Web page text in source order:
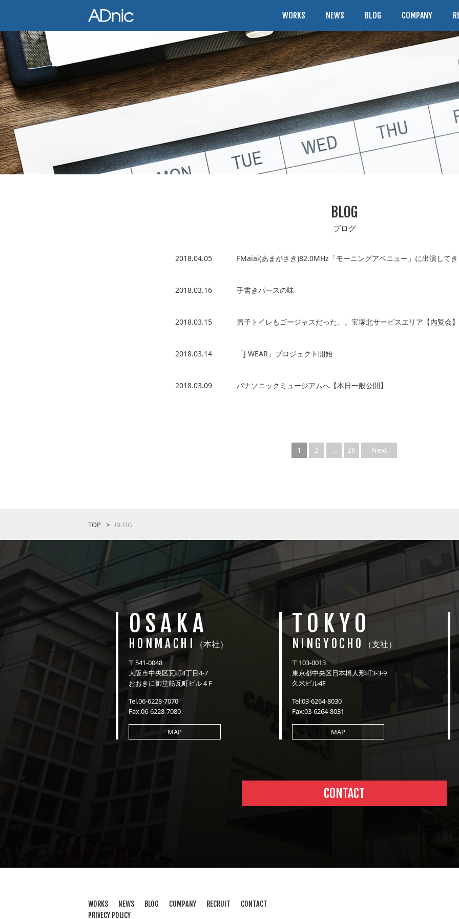
WORKS NEWS BLOG COMPANY
BLOG
ブログ
2018.04.05 FMaiai(あまがさき)82.0MHz「モーニングアベニュー」に出演して
2018.03.16 手書きパースの味
2018.03.15 男子トイレもゴージャスだった、。宝塚北サービスエリア【内覧会】
2018.03.14 「J WEAR」プロジェクト開始
2018.03.09 パナソニックミュージアムへ【本日一般公開】
1 2 … 26 Next
TOP BLOG
OSAKA
HONMACHI （本社）
〒541-0048
大阪市中央区瓦町4丁目4-7
おおきに御堂筋瓦町ビル４F
Tel.06-6228-7070
Fax.06-6228-7080
MAP
TOKYO
NINGYOCHO （支社）
〒103-0013
東京都中央区日本橋人形町3-3-9
久米ビル4F
Tel:03-6264-8030
Fax:03-6264-8031
MAP
CONTACT
WORKS NEWS BLOG COMPANY RECRUIT
CONTACT
PRIVECY POLICY